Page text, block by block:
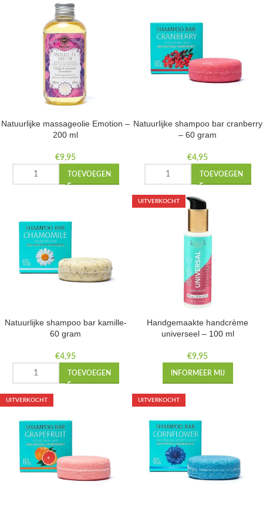
Natuurlijke massageolie Emotion –
200 ml
€9,95
TOEVOEGEN
Natuurlijke shampoo bar cranberry
– 60 gram
€4,95
TOEVOEGEN
Natuurlijke shampoo bar kamille-
60 gram
€4,95
TOEVOEGEN
UITVERKOCHT
Handgemaakte handcrème
universeel – 100 ml
€9,95
INFORMEER MIJ
UITVERKOCHT UITVERKOCHT